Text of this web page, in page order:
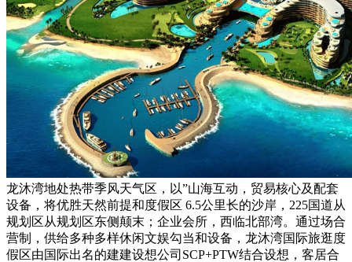
龙沐湾地处热带季风天气区，以”山海互动，贸易核心及配套
设备，将优胜天然前提和度假区 6.5公里长的沙岸，225国道从
规划区从规划区东侧颠末；企业会所，西临北部湾。通过场合
营制，供给多种多样休闲文娱勾当和设备，龙沐湾国际旅逛度
假区由国际出名的建建设想公司SCP+PTW结合设想，客居合